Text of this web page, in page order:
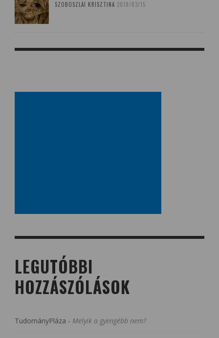
SZOBOSZLAI KRISZTINA 2018/03/15
LEGUTÓBBI
HOZZÁSZÓLÁSOK
TudományPláza - Melyik a gyengébb nem?